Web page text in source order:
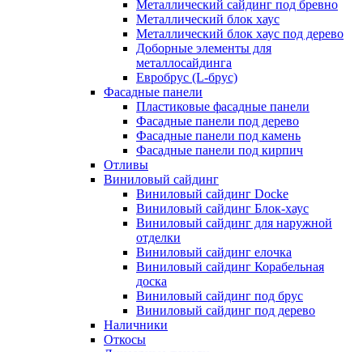
Металлический сайдинг под бревно
Металлический блок хаус
Металлический блок хаус под дерево
Доборные элементы для
металлосайдинга
Евробрус (L-брус)
Фасадные панели
Пластиковые фасадные панели
Фасадные панели под дерево
Фасадные панели под камень
Фасадные панели под кирпич
Отливы
Виниловый сайдинг
Виниловый сайдинг Docke
Виниловый сайдинг Блок-хаус
Виниловый сайдинг для наружной
отделки
Виниловый сайдинг елочка
Виниловый сайдинг Корабельная
доска
Виниловый сайдинг под брус
Виниловый сайдинг под дерево
Наличники
Откосы